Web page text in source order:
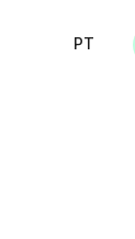
PT